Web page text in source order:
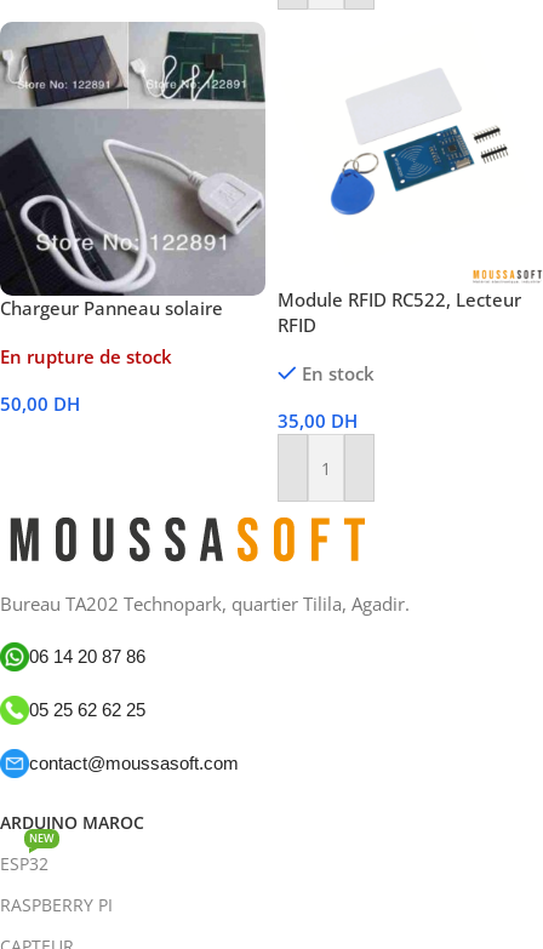
Chargeur Panneau solaire
En rupture de stock
50,00 DH
Module RFID RC522, Lecteur
RFID
En stock
35,00 DH
Ajouter Au Panier
Bureau TA202 Technopark, quartier Tilila, Agadir.
06 14 20 87 86
05 25 62 62 25
contact@moussasoft.com
ARDUINO MAROC
ESP32
NEW
RASPBERRY PI